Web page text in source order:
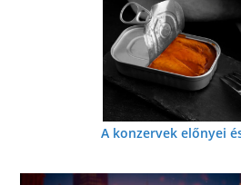
A konzervek előnyei